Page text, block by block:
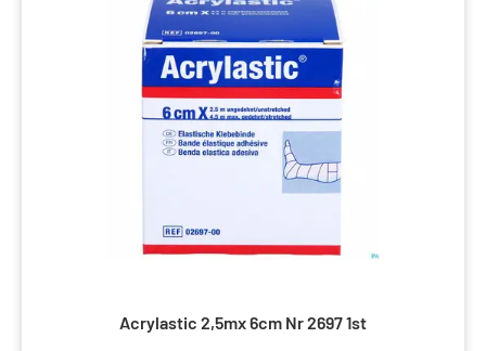
Acrylastic 2,5mx 6cm Nr 2697 1st